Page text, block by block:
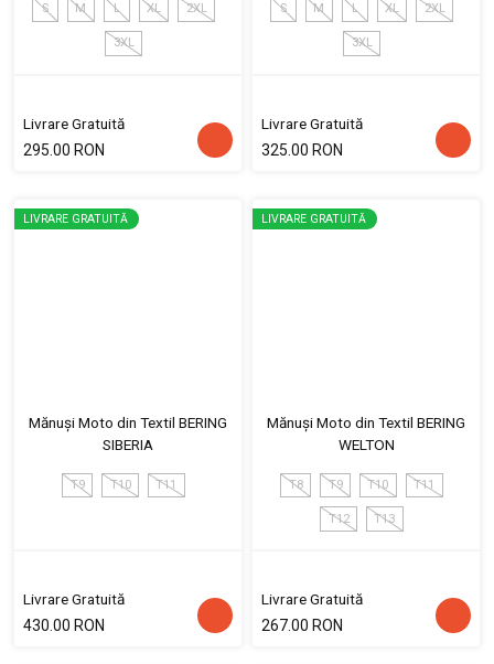
S M L XL 2XL
3XL
Livrare Gratuită
295.00 RON
S M L XL 2XL
3XL
Livrare Gratuită
325.00 RON
LIVRARE GRATUITĂ
Mănuși Moto din Textil BERING
SIBERIA
T9 T10 T11
Livrare Gratuită
430.00 RON
LIVRARE GRATUITĂ
Mănuși Moto din Textil BERING
WELTON
T8 T9 T10 T11
T12 T13
Livrare Gratuită
267.00 RON